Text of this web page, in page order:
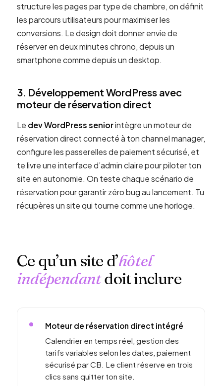
structure les pages par type de chambre, on définit
les parcours utilisateurs pour maximiser les
conversions. Le design doit donner envie de
réserver en deux minutes chrono, depuis un
smartphone comme depuis un desktop.
3. Développement WordPress avec
moteur de réservation direct
Le dev WordPress seniorintègre un moteur de
réservation direct connecté à ton channel manager,
configure les passerelles de paiement sécurisé, et
te livre une interface d’admin claire pour piloter ton
site en autonomie. On teste chaque scénario de
réservation pour garantir zéro bug au lancement. Tu
récupères un site qui tourne comme une horloge.
Ce qu’un site d’hôtel
indépendantdoit inclure
Moteur de réservation direct intégré
Calendrier en temps réel, gestion des
tarifs variables selon les dates, paiement
sécurisé par CB. Le client réserve en trois
clics sans quitter ton site.